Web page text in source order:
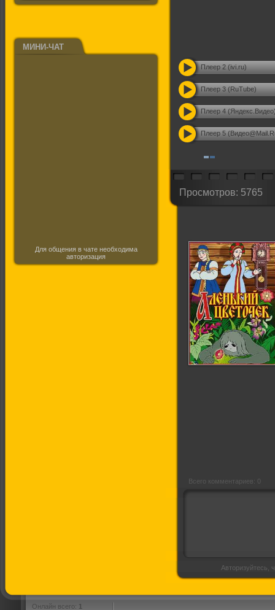
МИНИ-ЧАТ
Для общения в чате необходима
авторизация
Плеер 2 (ivi.ru)
Плеер 3 (RuTube)
Плеер 4
Плеер 5
Просмотров: 5765
Всего комментариев: 0
Авторизуйтесь,
Онлайн всего: 1